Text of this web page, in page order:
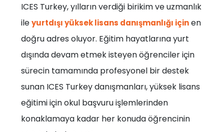
ICES Turkey, yılların verdiği birikim ve uzmanlık
ileyurtdışı yüksek lisans danışmanlığı içinen
doğru adres oluyor. Eğitim hayatlarına yurt
dışında devam etmek isteyen öğrenciler için
sürecin tamamında profesyonel bir destek
sunan ICES Turkey danışmanları, yüksek lisans
eğitimi için okul başvuru işlemlerinden
konaklamaya kadar her konuda öğrencinin